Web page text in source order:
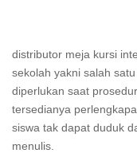
distributor meja kursi
sekolah yakni salah
diperlukan saat
tersedianya
siswa tak dapat duduk
menulis.